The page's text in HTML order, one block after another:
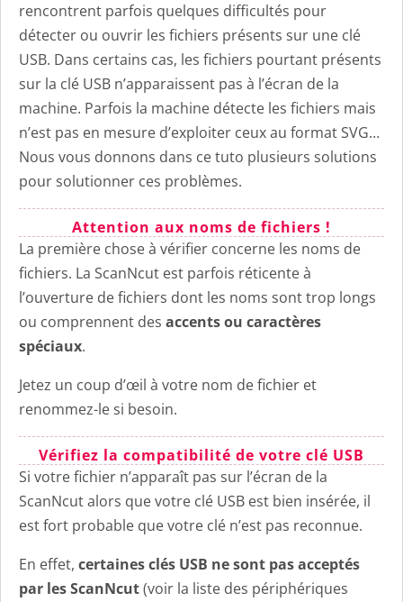
rencontrent parfois quelques difficultés pour
détecter ou ouvrir les fichiers présents sur une clé
USB. Dans certains cas, les fichiers pourtant présents
sur la clé USB n’apparaissent pas à l’écran de la
machine. Parfois la machine détecte les fichiers mais
n’est pas en mesure d’exploiter ceux au format SVG…
Nous vous donnons dans ce tuto plusieurs solutions
pour solutionner ces problèmes.
Attention aux noms de fichiers !
La première chose à vérifier concerne les noms de
fichiers. La ScanNcut est parfois réticente à
l’ouverture de fichiers dont les noms sont trop longs
ou comprennent des accents ou caractères
spéciaux.
Jetez un coup d’œil à votre nom de fichier et
renommez-le si besoin.
Vérifiez la compatibilité de votre clé USB
Si votre fichier n’apparaît pas sur l’écran de la
ScanNcut alors que votre clé USB est bien insérée, il
est fort probable que votre clé n’est pas reconnue.
En effet, certaines clés USB ne sont pas acceptés
par les ScanNcut(voir la liste des périphériques